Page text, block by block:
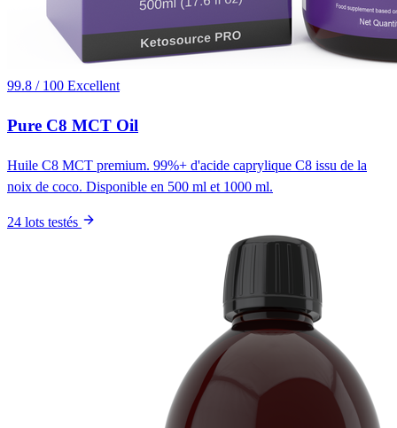
99.8 / 100 Excellent
Pure C8 MCT Oil
Huile C8 MCT premium. 99%+ d'acide caprylique C8 issu de la
noix de coco. Disponible en 500 ml et 1000 ml.
24 lots testés